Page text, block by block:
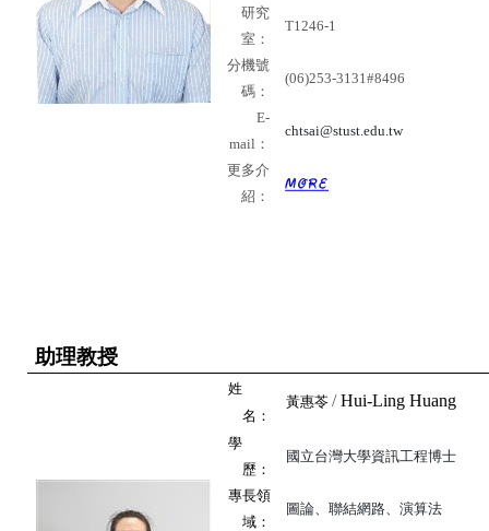
研究
室：
T1246-1
分機號
碼：
(06)253-3131#8496
E-
mail ：
chtsai@stust.edu.tw
更多介
紹：
助理教授
姓
名：
黃惠苓/Hui-Ling Huang
學
歷：
國立台灣大學資訊工程博士
專長領
域：
圖論、聯結網路、演算法